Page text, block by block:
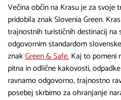
Večina občin na Krasu je za svoje
pridobila znak Slovenia Green.
trajnostnih turističnih destinacij na
odgovornim standardom
znakGreen & Safe.Kaj to pomeni
pitna in odlične kakovosti,
ravnamo odgovorno, trajnostno
posebej skrbimo za ohranjanje